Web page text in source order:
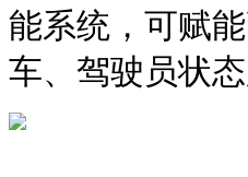
能系统，可赋
车、驾驶员状